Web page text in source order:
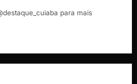
para mais